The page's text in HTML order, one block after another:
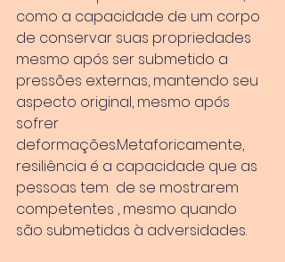
como a capacidade de um corpo
de conservar suas propriedades
mesmo após ser submetido a
pressões externas, mantendo seu
aspecto original, mesmo após
sofrer
deformações.Metaforicamente,
resiliência é a capacidade que as
pessoas tem  de se mostrarem
competentes , mesmo quando
são submetidas à adversidades.